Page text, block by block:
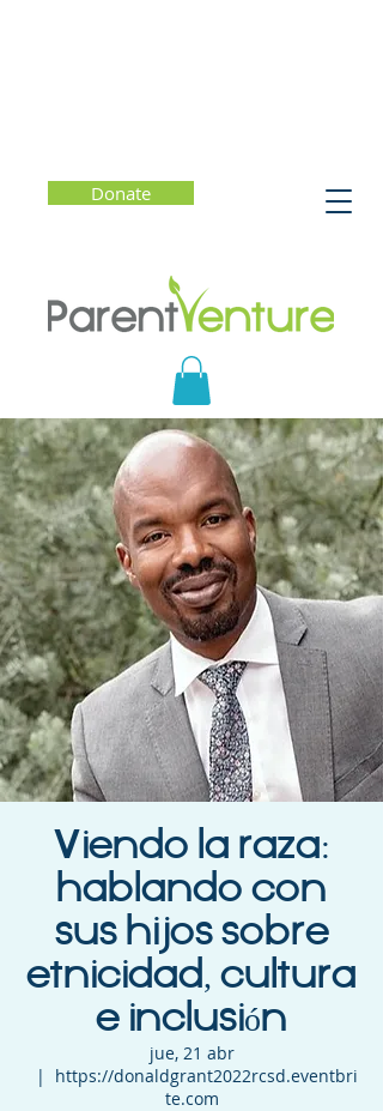
Donate
Viendo la raza:
hablando con
sus hijos sobre
etnicidad, cultura
e inclusión
jue, 21 abr
  |
https://donaldgrant2022rcsd.eventbri
te.com